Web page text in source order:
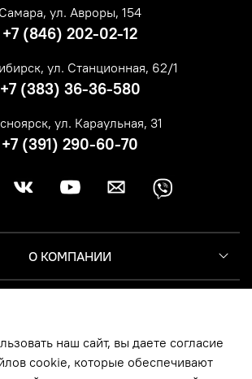
О КОМПАНИИ
ИНФОРМАЦИЯ
Самара, ул. Авроры, 154
+7 (846) 202-02-12
ул. Станционная, 62/1
+7 (383) 36-36-580
ул. Караульная, 31
+7 (391) 290-60-70
наш сайт, вы даете согласие
cookie, которые обеспечивают